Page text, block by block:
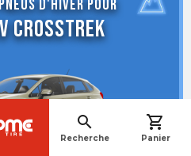
search
Recherche
shopping_cart
Panier
d'hiver pour
Crosstrek
navigate_before